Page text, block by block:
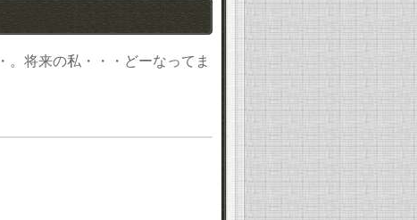
。将来の私・・・どーなってま